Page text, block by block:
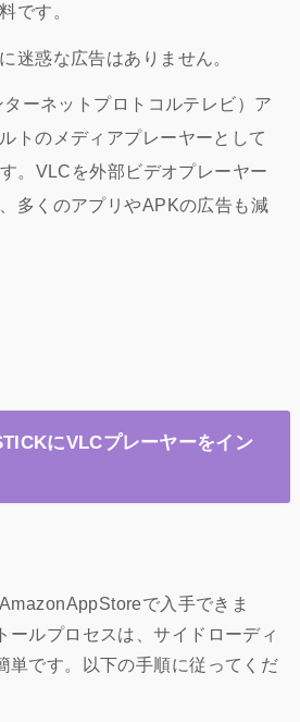
です。
迷惑な広告はありません。
ーネットプロトコルテレビ）ア
トのメディアプレーヤーとして
。VLCを外部ビデオプレーヤー
多くのアプリやAPKの広告も減
にVLCプレーヤーをイン
で入手できま
ールプロセスは、サイドローディ
単です。以下の手順に従ってくだ